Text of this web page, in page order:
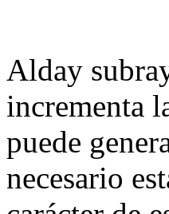
Alday
incrementa
puede
necesario